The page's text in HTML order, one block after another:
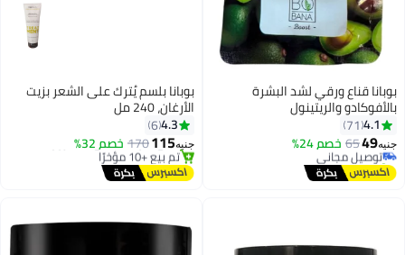
بوبانا قناع ورقي لشد البشرة
بالأفوكادو والريتينول
4.1
71
جنيه49
65 خصم 24%
توصيل مجاني
تم بيع +30 مؤخرًا
توصيل مجاني
بوبانا بلسم يُترك على الشعر بزيت
الأرغان، 240 مل
4.3
6
جنيه115
170 خصم 32%
توصيل مجاني
باقي 1 وحدات في المخزون
تم بيع +10 مؤخرًا